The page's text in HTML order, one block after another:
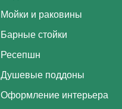
Мойки и раковины
Барные стойки
Ресепшн
Душевые поддоны
Оформление интерьера